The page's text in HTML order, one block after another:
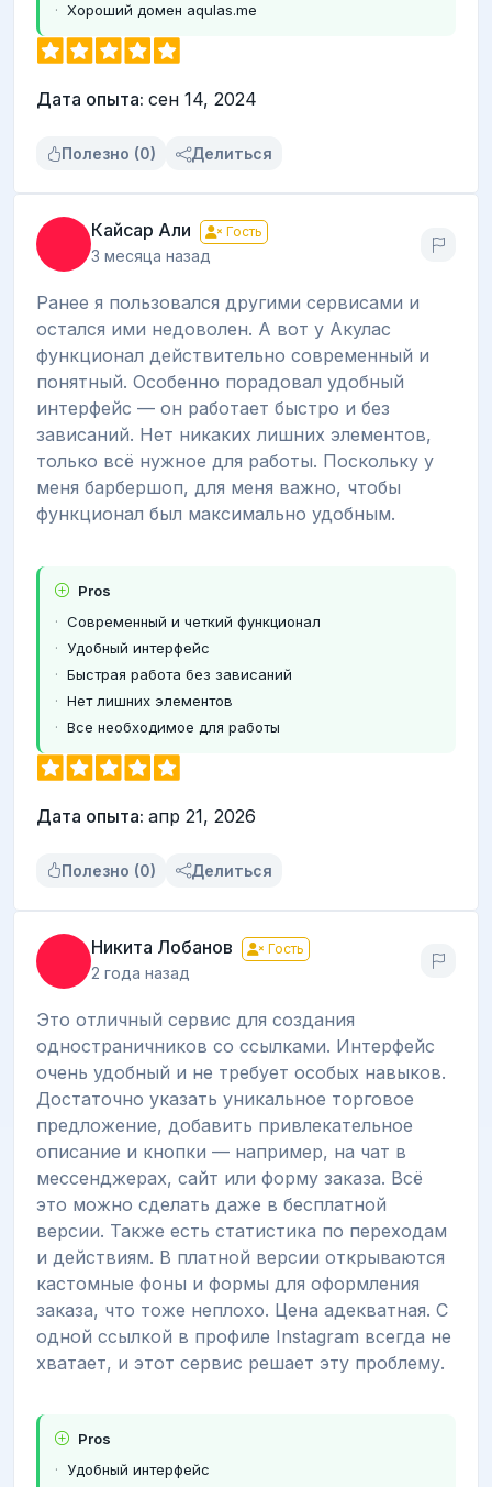
Хороший домен aqulas.me
Дата опыта: сен 14, 2024
Полезно (0) Делиться
Кайсар Али Гость
3 месяца назад
Ранее я пользовался другими сервисами и
остался ими недоволен. А вот у Акулас
функционал действительно современный и
понятный. Особенно порадовал удобный
интерфейс — он работает быстро и без
зависаний. Нет никаких лишних элементов,
только всё нужное для работы. Поскольку у
меня барбершоп, для меня важно, чтобы
функционал был максимально удобным.
Pros
Современный и четкий функционал
Удобный интерфейс
Быстрая работа без зависаний
Нет лишних элементов
Все необходимое для работы
Дата опыта: апр 21, 2026
Полезно (0) Делиться
Никита Лобанов Гость
2 года назад
Это отличный сервис для создания
одностраничников со ссылками. Интерфейс
очень удобный и не требует особых навыков.
Достаточно указать уникальное торговое
предложение, добавить привлекательное
описание и кнопки — например, на чат в
мессенджерах, сайт или форму заказа. Всё
это можно сделать даже в бесплатной
версии. Также есть статистика по переходам
и действиям. В платной версии открываются
кастомные фоны и формы для оформления
заказа, что тоже неплохо. Цена адекватная. С
одной ссылкой в профиле Instagram всегда не
хватает, и этот сервис решает эту проблему.
Pros
Удобный интерфейс